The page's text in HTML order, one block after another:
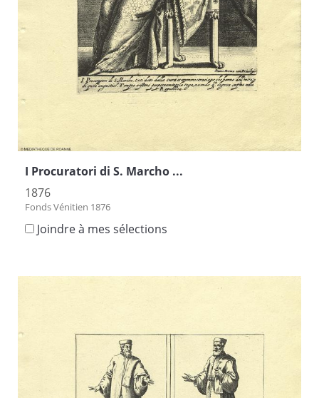
I Procuratori di S. Marcho ...
1876
Fonds Vénitien 1876
Joindre à mes sélections